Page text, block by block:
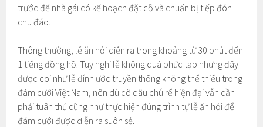
trước để nhà gái có kế hoạch đặt cỗ và chuẩn bị tiếp đón
chu đáo.
Thông thường, lễ ăn hỏi diễn ra trong khoảng từ 30 phút đến
1 tiếng đồng hồ. Tuy nghi lễ không quá phức tạp nhưng đây
được coi như lễ đính ước truyền thống không thể thiếu trong
đám cưới Việt Nam, nên dù cô dâu chú rể hiện đại vẫn cần
phải tuân thủ cũng như thực hiện đúng trình tự lễ ăn hỏi để
đám cưới được diễn ra suôn sẻ.